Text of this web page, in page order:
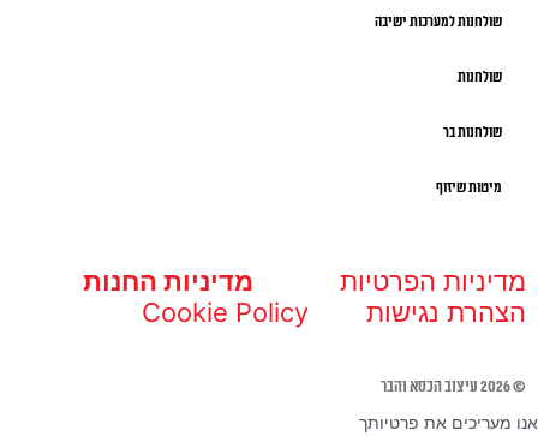
שולחנות למערכות ישיבה
שולחנות
שולחנות בר
מיטות שיזוף
מדיניות הפרטיות
מדיניות החנות
הצהרת נגישות
Cookie Policy
© 2026 עיצוב הכסא והבר
אנו מעריכים את פרטיותך